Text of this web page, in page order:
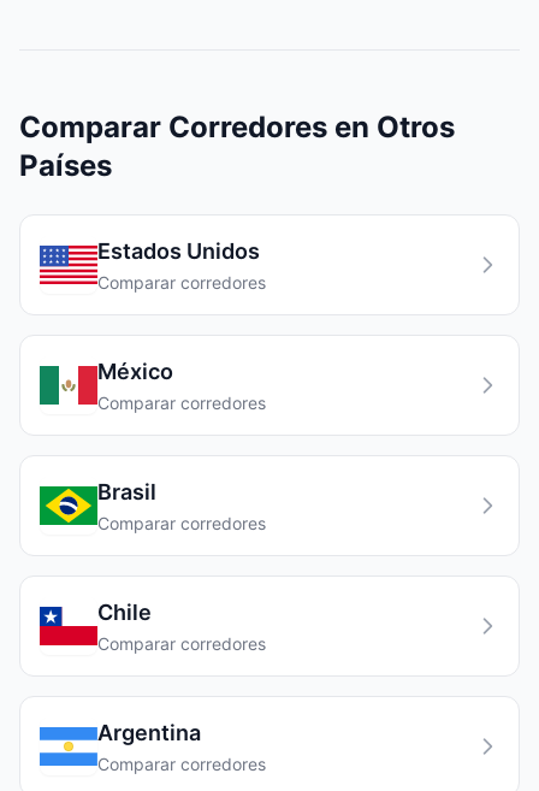
Comparar Corredores en Otros
Países
Estados Unidos
Comparar corredores
México
Comparar corredores
Brasil
Comparar corredores
Chile
Comparar corredores
Argentina
Comparar corredores